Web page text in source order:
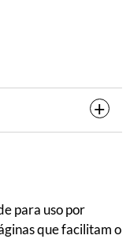
para uso por
que facilitam o